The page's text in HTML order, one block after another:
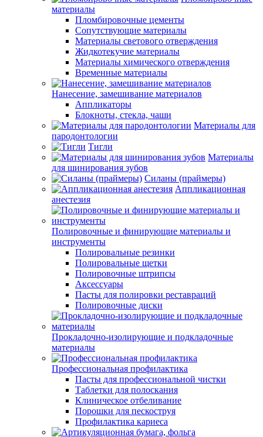
материалы
Пломбировочные цементы
Сопутствующие материалы
Материалы светового отверждения
Жидкотекучие материалы
Материалы химического отверждения
Временные материалы
Нанесение, замешивание материалов
Аппликаторы
Блокноты, стекла, чаши
Материалы для
пародонтологии
Тигли
Материалы
для шинирования зубов
Силаны (праймеры)
Аппликационная
анестезия
Полировочные и финирующие материалы и
инструменты
Полировальные резинки
Полировальные щетки
Полировочные штрипсы
Аксессуары
Пасты для полировки реставраций
Полировочные диски
Прокладочно-изолирующие и подкладочные
материалы
Профессиональная профилактика
Пасты для профессиональной чистки
Таблетки для полоскания
Клиническое отбеливание
Порошки для пескоструя
Профилактика кариеса